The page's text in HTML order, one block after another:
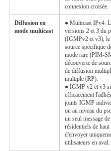
connexion croisée.
Diffusion en
mode multicast
● Multicast IPv4:
versions 2 et 3 du
(IGMPv2 et v3), le
source spécifique
mode rare (PIM-
découverte de
de diffusion
multiple (RP).
● IGMP v2 et v3
efficacement
joints IGMP
ou au niveau du
un seul message
résidentiels de haut
d'envoyer
utilisateurs en aval.